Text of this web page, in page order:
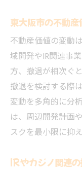
契約解除
不動産業
IRやカジ
再開発とイ
再開発計
インフラ
撤退判断
IRや万博
東大阪市の不動
不動産価値の変動
域開発やIR関連事
方、撤退が相次ぐ
撤退を検討する際
変動を多角的に分
は、周辺開発計画
スクを最小限に抑
IRやカジノ関連